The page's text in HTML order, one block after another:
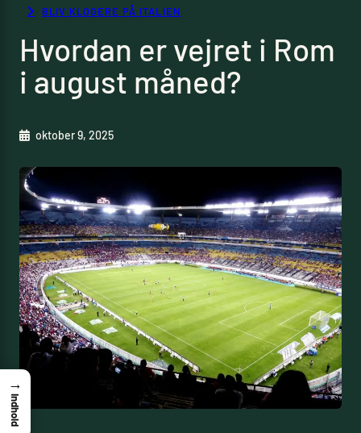
BLIV KLOGERE PÅ ITALIEN
Hvordan er vejret i Rom
i august måned?
oktober 9, 2025
→
Indhold